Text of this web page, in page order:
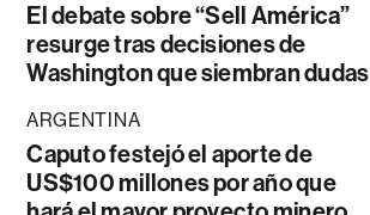
El debate sobre “Sell América”
resurge tras decisiones de
Washington que siembran dudas
ARGENTINA
Caputo festejó el aporte de
US$100 millones por año que